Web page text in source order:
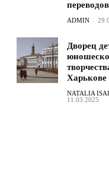
ADMIN -
Дворец
Харькове
NATALIA
11.03.2025